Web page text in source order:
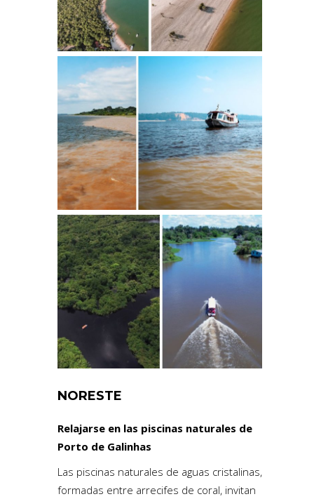
NORESTE
Relajarse en las piscinas naturales de
Porto de Galinhas
Las piscinas naturales de aguas cristalinas,
formadas entre arrecifes de coral, invitan